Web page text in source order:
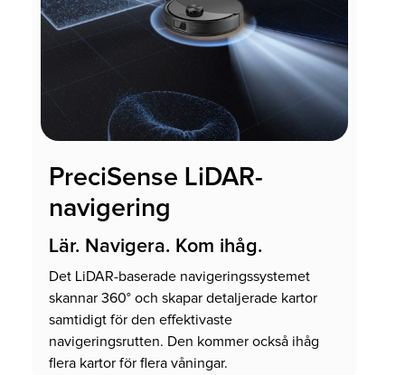
PreciSense LiDAR-
navigering
Lär. Navigera. Kom ihåg.
Det LiDAR-baserade navigeringssystemet
skannar 360° och skapar detaljerade kartor
samtidigt för den effektivaste
navigeringsrutten. Den kommer också ihåg
flera kartor för flera våningar.